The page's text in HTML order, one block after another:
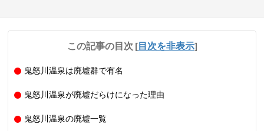
この記事の目次 [目次を非表示]
鬼怒川温泉は廃墟群で有名
鬼怒川温泉が廃墟だらけになった理由
鬼怒川温泉の廃墟一覧